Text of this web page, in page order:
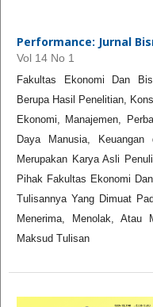
Performance: Jurnal
Vol 14 No 1
Fakultas Ekonomi Dan
Berupa Hasil Penelitian,
Ekonomi, Manajemen,
Daya Manusia,
Merupakan Karya Asli
Pihak Fakultas Ekonomi
Tulisannya Yang Dimuat
Menerima, Menolak, Atau
Maksud Tulisan